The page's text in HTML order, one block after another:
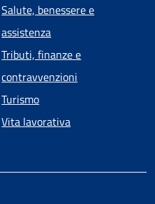
Salute, benessere e
assistenza
Tributi, finanze e
contravvenzioni
Turismo
Vita lavorativa